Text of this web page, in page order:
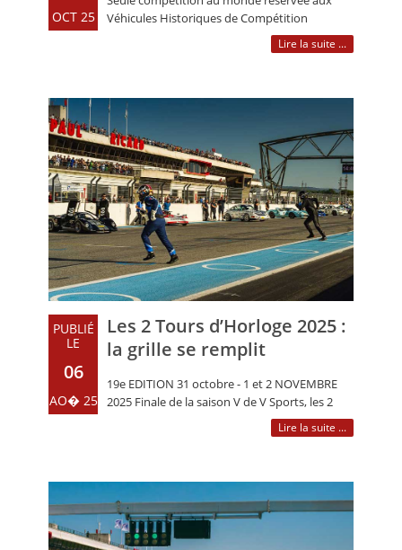
OCT 25
Véhicules Historiques de Compétition
disputée sur une durée de 24 heures sans (…)
Lire la suite ...
PUBLIÉ
LE
06
AO� 25
Les 2 Tours d’Horloge 2025 :
la grille se remplit
19e EDITION 31 octobre - 1 et 2 NOVEMBRE
2025 Finale de la saison V de V Sports, les 2
Lire la suite ...